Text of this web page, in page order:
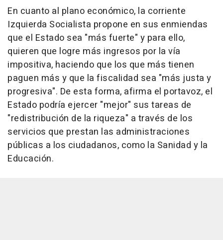
En cuanto al plano económico, la corriente
Izquierda Socialista propone en sus enmiendas
que el Estado sea "más fuerte" y para ello,
quieren que logre más ingresos por la vía
impositiva, haciendo que los que más tienen
paguen más y que la fiscalidad sea "más justa y
progresiva". De esta forma, afirma el portavoz, el
Estado podría ejercer "mejor" sus tareas de
"redistribución de la riqueza" a través de los
servicios que prestan las administraciones
públicas a los ciudadanos, como la Sanidad y la
Educación.